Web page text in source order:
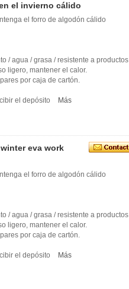
el invierno cálido
el forro de algodón cálido
/ agua / grasa / resistente a productos
ligero, mantener el calor.
por caja de cartón.
el depósito
Más
eva work
el forro de algodón cálido
/ agua / grasa / resistente a productos
ligero, mantener el calor.
por caja de cartón.
el depósito
Más